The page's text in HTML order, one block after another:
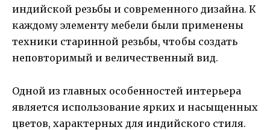
индийской резьбы и современного дизайна. К
каждому элементу мебели были применены
техники старинной резьбы, чтобы создать
неповторимый и величественный вид.
Одной из главных особенностей интерьера
является использование ярких и насыщенных
цветов, характерных для индийского стиля.